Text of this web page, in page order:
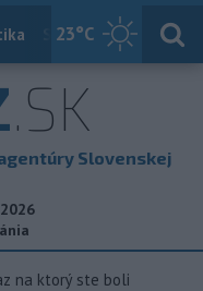
23°C
Slovensko
.SK
Slovenskej
na ktorý ste boli